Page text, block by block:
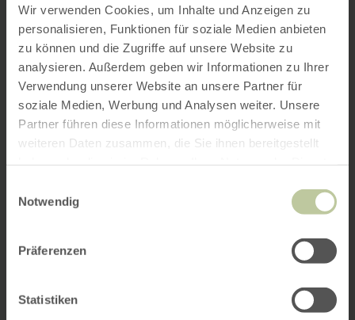
Wir verwenden Cookies, um Inhalte und Anzeigen zu
personalisieren, Funktionen für soziale Medien anbieten
zu können und die Zugriffe auf unsere Website zu
analysieren. Außerdem geben wir Informationen zu Ihrer
Verwendung unserer Website an unsere Partner für
soziale Medien, Werbung und Analysen weiter. Unsere
Partner führen diese Informationen möglicherweise mit
weiteren Daten zusammen, die Sie ihnen bereitgestellt
Notwendig
Präferenzen
Statistiken